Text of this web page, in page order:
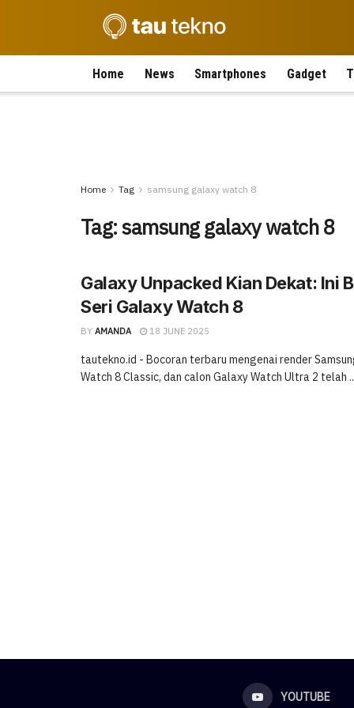
Home News Smartphones Gadget
Home Tag samsung galaxy watch 8
Tag:samsung galaxy watch 8
Galaxy Unpacked Kian Dekat: Ini
Seri Galaxy Watch 8
BY AMANDA 18 JUNE 2025
tautekno.id - Bocoran terbaru mengenai render
Watch 8 Classic, dan calon Galaxy Watch Ultra 2 telah
YOUTUBE